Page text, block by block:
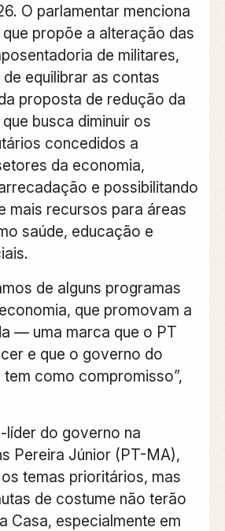
O parlamentar menciona
propõe a alteração das
de militares,
equilibrar as contas
proposta de redução da
busca diminuir os
concedidos a
da economia,
e possibilitando
mais recursos para áreas
saúde, educação e
de alguns programas
que promovam a
— uma marca que o PT
e que o governo do
tem como compromisso”,
líder do governo na
Pereira Júnior (PT-MA),
temas prioritários, mas
de costume não terão
Casa, especialmente em